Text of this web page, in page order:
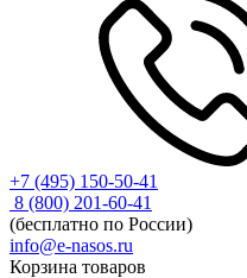
+7 (495) 150-50-41
8 (800) 201-60-41
(бесплатно по России)
info@e-nasos.ru
Корзина товаров